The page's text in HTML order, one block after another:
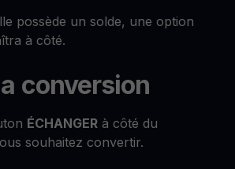
possède un solde, une option
à côté.
conversion
ÉCHANGER à côté du
souhaitez convertir.